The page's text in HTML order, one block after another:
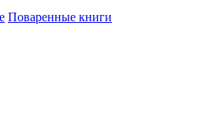
Поваренные книги